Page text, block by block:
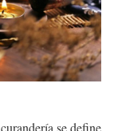
se define